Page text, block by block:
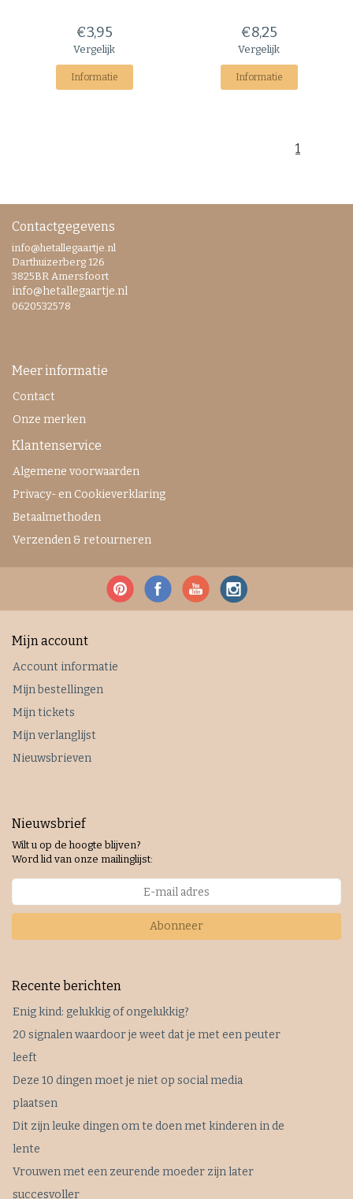
€3,95
Vergelijk
Informatie
€8,25
Vergelijk
Informatie
1
Contactgegevens
info@hetallegaartje.nl
Darthuizerberg 126
3825BR Amersfoort
info@hetallegaartje.nl
0620532578
Meer informatie
Contact
Onze merken
Klantenservice
Algemene voorwaarden
Privacy- en Cookieverklaring
Betaalmethoden
Verzenden & retourneren
Mijn account
Account informatie
Mijn bestellingen
Mijn tickets
Mijn verlanglijst
Nieuwsbrieven
Nieuwsbrief
Wilt u op de hoogte blijven?
Word lid van onze mailinglijst:
Abonneer
Recente berichten
Enig kind: gelukkig of ongelukkig?
20 signalen waardoor je weet dat je met een peuter
leeft
Deze 10 dingen moet je niet op social media
plaatsen
Dit zijn leuke dingen om te doen met kinderen in de
lente
Vrouwen met een zeurende moeder zijn later
succesvoller